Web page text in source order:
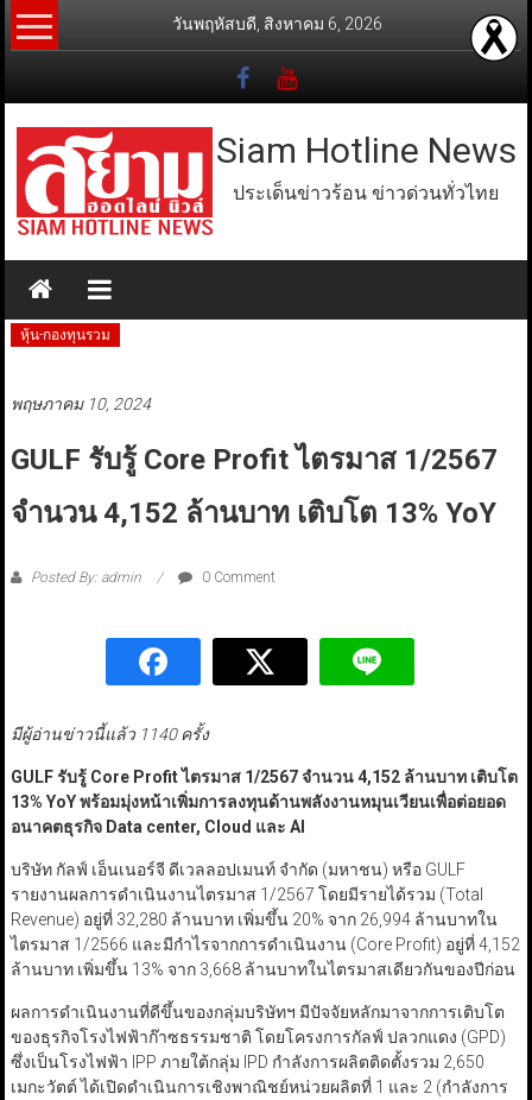
Skip
to
วันพฤหัสบดี, สิงหาคม 6, 2026
Siam Hotline News
ประเด็นข่าวร้อน ข่าวด่วนทั่วไทย
หุ้น-กองทุนรวม
พฤษภาคม 10, 2024
GULF รับรู้ Core Profit ไตรมาส 1/2567
จำนวน 4,152 ล้านบาท เติบโต 13% YoY
Posted By: admin 0 Comment
มีผู้อ่านข่าวนี้แล้ว 1140 ครั้ง
GULFรับรู้ Core Profitไตรมาส 1/2567 จำนวน 4,152 ล้านบาท เติบโต
13% YoYพร้อมมุ่งหน้าเพิ่มการลงทุนด้านพลังงานหมุนเวียนเพื่อต่อยอด
อนาคตธุรกิจ Data center, Cloud และ AI
บริษัท กัลฟ์ เอ็นเนอร์จี ดีเวลลอปเมนท์ จำกัด (มหาชน) หรือ GULF
รายงานผลการดำเนินงานไตรมาส 1/2567 โดยมีรายได้รวม (Total
Revenue) อยู่ที่ 32,280 ล้านบาท เพิ่มขึ้น 20% จาก 26,994 ล้านบาทใน
ไตรมาส 1/2566 และมีกำไรจากการดำเนินงาน (Core Profit) อยู่ที่ 4,152
ล้านบาท เพิ่มขึ้น 13% จาก 3,668 ล้านบาทในไตรมาสเดียวกันของปีก่อน
ผลการดำเนินงานที่ดีขึ้นของกลุ่มบริษัทฯ มีปัจจัยหลักมาจากการเติบโต
ของธุรกิจโรงไฟฟ้าก๊าซธรรมชาติ โดยโครงการกัลฟ์ ปลวกแดง (GPD)
ซึ่งเป็นโรงไฟฟ้า IPP ภายใต้กลุ่ม IPD กำลังการผลิตติดตั้งรวม 2,650
เมกะวัตต์ ได้เปิดดำเนินการเชิงพาณิชย์หน่วยผลิตที่ 1 และ 2 (กำลังการ